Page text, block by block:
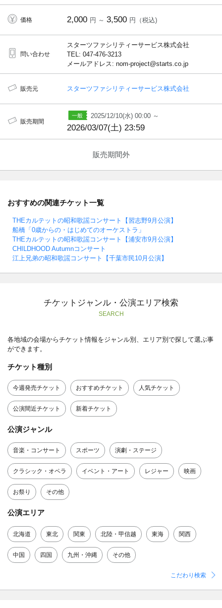
価格 2,000 円 ～ 3,500 円（税込)
問い合わせ
スターツファシリティーサービス株式会社
TEL: 047-476-3213
メールアドレス: nom-project@starts.co.jp
販売元 スターツファシリティーサービス株式会社
販売期間
2025/12/10(水) 00:00 ～
2026/03/07(土) 23:59
販売期間外
おすすめの関連チケット一覧
THEカルテットの昭和歌謡コンサート【習志野9月公演】
船橋「0歳からの・はじめてのオーケストラ」
THEカルテットの昭和歌謡コンサート【浦安市9月公演】
CHILDHOOD Autumnコンサート
江上兄弟の昭和歌謡コンサート【千葉市民10月公演】
チケットジャンル・公演エリア検索
SEARCH
各地域の会場からチケット情報をジャンル別、エリア別で探して選ぶ事
ができます。
チケット種別
今週発売チケット おすすめチケット 人気チケット
公演間近チケット 新着チケット
公演ジャンル
音楽・コンサート スポーツ 演劇・ステージ
クラシック・オペラ イベント・アート レジャー 映画
お祭り その他
公演エリア
北海道 東北 関東 北陸・甲信越 東海 関西
中国 四国 九州・沖縄 その他
こだわり検索